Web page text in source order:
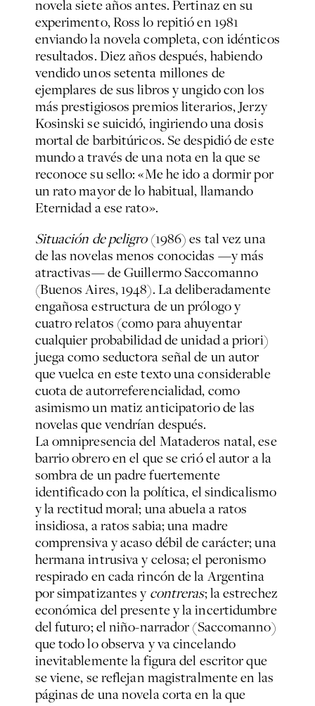
novela siete años antes. Pertinaz en su
experimento, Ross lo repitió en 1981
enviando la novela completa, con idénticos
resultados. Diez años después, habiendo
vendido unos setenta millones de
ejemplares de sus libros y ungido con los
más prestigiosos premios literarios, Jerzy
Kosinski se suicidó, ingiriendo una dosis
mortal de barbitúricos. Se despidió de este
mundo a través de una nota en la que se
reconoce su sello: «Me he ido a dormir por
un rato mayor de lo habitual, llamando
Eternidad a ese rato».
Situación de peligro(1986) es tal vez una
de las novelas menos conocidas —y más
atractivas— de Guillermo Saccomanno
(Buenos Aires, 1948). La deliberadamente
engañosa estructura de un prólogo y
cuatro relatos (como para ahuyentar
cualquier probabilidad de unidad a priori)
juega como seductora señal de un autor
que vuelca en este texto una considerable
cuota de autorreferencialidad, como
asimismo un matiz anticipatorio de las
novelas que vendrían después.
La omnipresencia del Mataderos natal, ese
barrio obrero en el que se crió el autor a la
sombra de un padre fuertemente
identificado con la política, el sindicalismo
y la rectitud moral; una abuela a ratos
insidiosa, a ratos sabia; una madre
comprensiva y acaso débil de carácter; una
hermana intrusiva y celosa; el peronismo
respirado en cada rincón de la Argentina
por simpatizantes ycontreras; la estrechez
económica del presente y la incertidumbre
del futuro; el niño-narrador (Saccomanno)
que todo lo observa y va cincelando
inevitablemente la figura del escritor que
se viene, se reflejan magistralmente en las
páginas de una novela corta en la que